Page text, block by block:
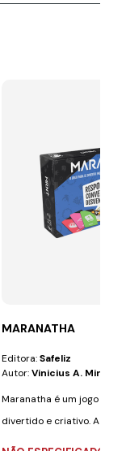
MARANATHA
Editora:Safeliz
Autor:Vinicius A. Miranda
Maranatha é um jogo de
divertido e criativo. A